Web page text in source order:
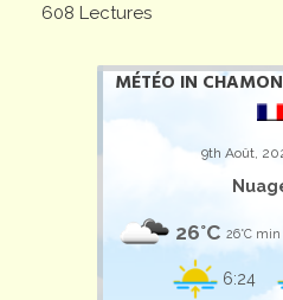
608 Lectures
MÉTÉO IN
9th Août,
26°C 26°C min
6:24